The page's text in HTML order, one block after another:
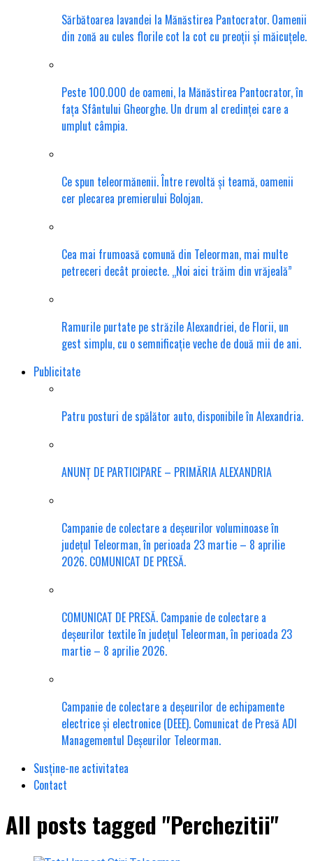
Sărbătoarea lavandei la Mănăstirea Pantocrator. Oamenii
din zonă au cules florile cot la cot cu preoții și măicuțele.
Peste 100.000 de oameni, la Mănăstirea Pantocrator, în
fața Sfântului Gheorghe. Un drum al credinței care a
umplut câmpia.
Ce spun teleormănenii. Între revoltă și teamă, oamenii
cer plecarea premierului Bolojan.
Cea mai frumoasă comună din Teleorman, mai multe
petreceri decât proiecte. „Noi aici trăim din vrăjeală”
Ramurile purtate pe străzile Alexandriei, de Florii, un
gest simplu, cu o semnificație veche de două mii de ani.
Publicitate
Patru posturi de spălător auto, disponibile în Alexandria.
ANUNȚ DE PARTICIPARE – PRIMĂRIA ALEXANDRIA
Campanie de colectare a deșeurilor voluminoase în
județul Teleorman, în perioada 23 martie – 8 aprilie
2026. COMUNICAT DE PRESĂ.
COMUNICAT DE PRESĂ. Campanie de colectare a
deșeurilor textile în județul Teleorman, în perioada 23
martie – 8 aprilie 2026.
Campanie de colectare a deșeurilor de echipamente
electrice și electronice (DEEE). Comunicat de Presă ADI
Managementul Deșeurilor Teleorman.
Susține-ne activitatea
Contact
All posts tagged "Perchezitii"